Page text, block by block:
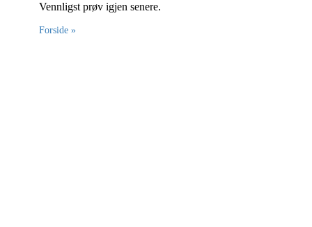
Vennligst prøv igjen senere.
Forside »